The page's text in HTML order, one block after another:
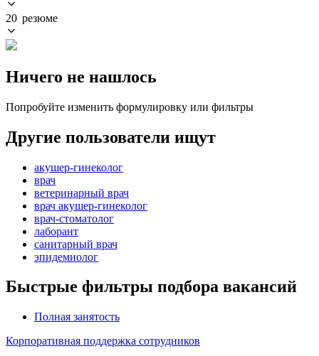
20 резюме
Ничего не нашлось
Попробуйте изменить формулировку или фильтры
Другие пользователи ищут
акушер-гинеколог
врач
ветеринарный врач
врач акушер-гинеколог
врач-стоматолог
лаборант
санитарный врач
эпидемиолог
Быстрые фильтры подбора вакансий
Полная занятость
Корпоративная поддержка сотрудников